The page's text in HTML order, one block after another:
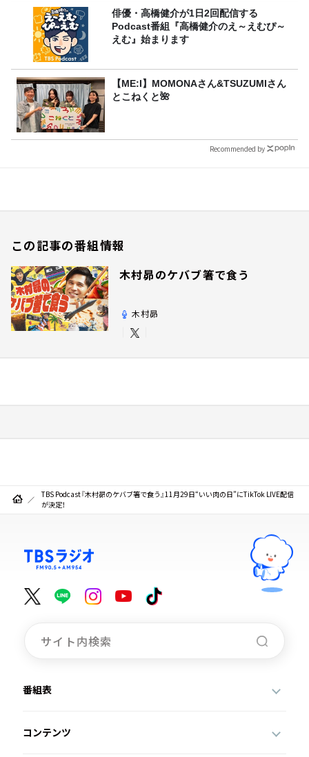
俳優・高橋健介が1日2回配信する
Podcast番組『高橋健介のえ～えむぴ～
えむ』始まります
【ME:I】MOMONAさん&TSUZUMIさん
とこねくと🌺
Recommended by
この記事の番組情報
木村昴のケバブ箸で食う
木村昴
TBS Podcast『木村昴のケバブ箸で食う』11月29日“いい肉の日”にTikTok LIVE配信
が決定！
番組表
コンテンツ